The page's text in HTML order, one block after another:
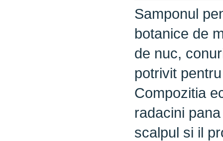
Samponul
botanice de
de nuc,
potrivit
Compozitia
radacini
scalpul si il